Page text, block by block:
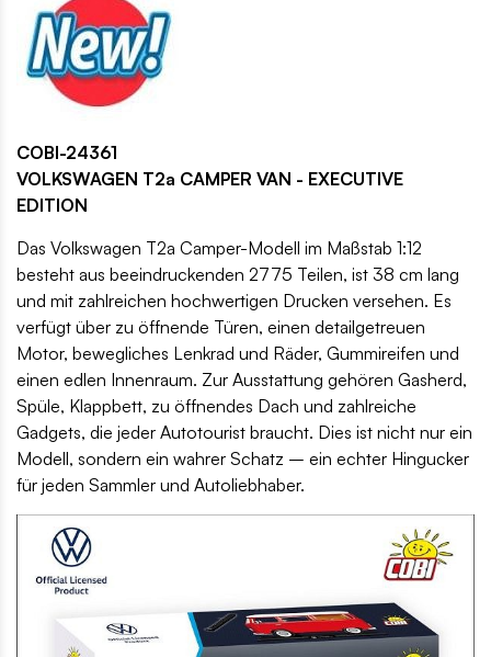
COBI-24361
VOLKSWAGEN T2a CAMPER VAN - EXECUTIVE
EDITION
Das Volkswagen T2a Camper-Modell im Maßstab 1:12
besteht aus beeindruckenden 2775 Teilen, ist 38 cm lang
und mit zahlreichen hochwertigen Drucken versehen. Es
verfügt über zu öffnende Türen, einen detailgetreuen
Motor, bewegliches Lenkrad und Räder, Gummireifen und
einen edlen Innenraum. Zur Ausstattung gehören Gasherd,
Spüle, Klappbett, zu öffnendes Dach und zahlreiche
Gadgets, die jeder Autotourist braucht. Dies ist nicht nur ein
Modell, sondern ein wahrer Schatz – ein echter Hingucker
für jeden Sammler und Autoliebhaber.